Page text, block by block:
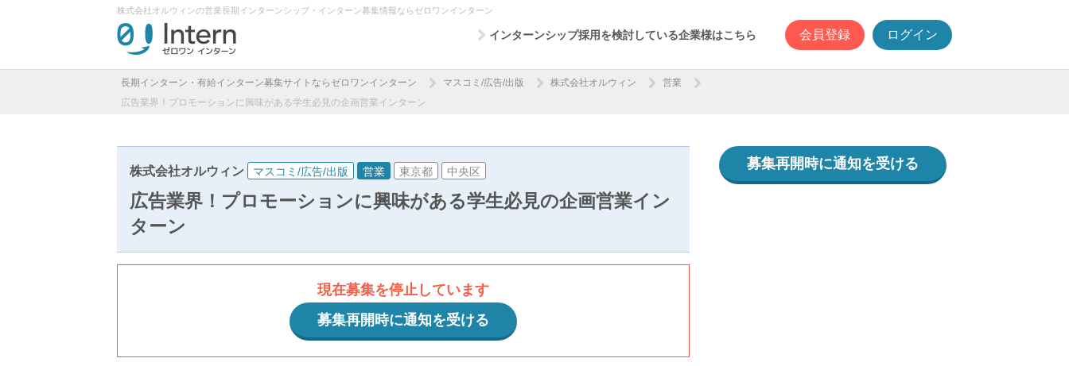
株式会社オルウィンの営業長期インターンシップ・インターン募集情報ならゼロワンインターン
インターンシップ採用を検討している企業様はこちら 会員登録 ログイン
長期インターン・有給インターン募集サイトならゼロワンインターン マスコミ/広告/出版 株式会社オルウィン
営業
広告業界！プロモーションに興味がある学生必見の企画営業インターン
株式会社オルウィン マスコミ/広告/出版 営業 東京都 中央区
広告業界！プロモーションに興味がある学生必見の企画営業イン
ターン
現在募集を停止しています
募集再開時に通知を受ける
募集再開時に通知を受ける